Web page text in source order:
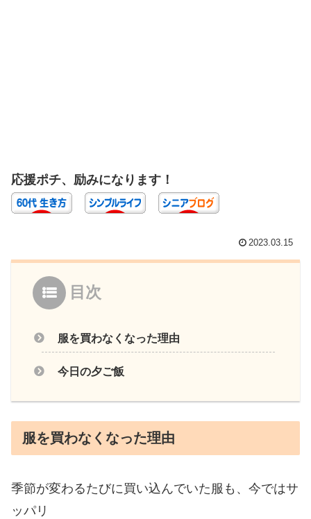
応援ポチ、励みになります！
2023.03.15
目次
服を買わなくなった理由
今日の夕ご飯
服を買わなくなった理由
季節が変わるたびに買い込んでいた服も、今ではサ
ッパリ